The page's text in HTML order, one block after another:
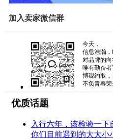
加入卖家微信群
今天，
信息浩瀚，
对品牌的向
唯有勤奋者
博观约取，
不负青春荣
优质话题
入行六年，该检验一
你们目前遇到的大大小